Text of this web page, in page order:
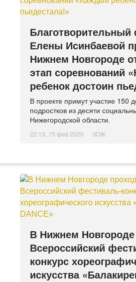
Елены Исинбаевой
Нижнем Новгороде
этап соревнований
ребенок достоин
В проекте примут участие 150
подростков из десяти
Нижегородской области.
22:13, 15 фев 2020 ЗОЖ
В Нижнем
Всероссийский
конкурс
искусства